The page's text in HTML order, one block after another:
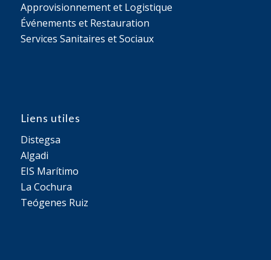
Approvisionnement et Logistique
Événements et Restauration
Services Sanitaires et Sociaux
Liens utiles
Distegsa
Algadi
EIS Marítimo
La Cochura
Teógenes Ruiz